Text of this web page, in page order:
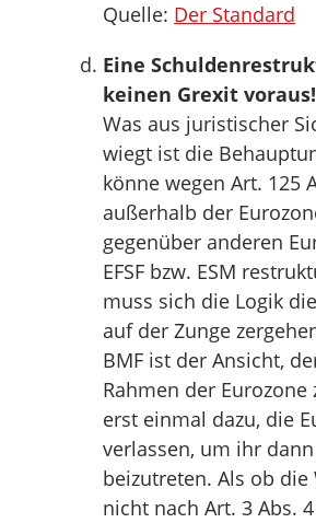
Quelle: Der Standard
Eine
keinen Grexit voraus!
Was aus juristischer
wiegt ist die
könne wegen Art. 125
außerhalb der
gegenüber anderen
EFSF bzw. ESM
muss sich die Logik
auf der Zunge
BMF ist der Ansicht,
Rahmen der Eurozone
erst einmal dazu, die
verlassen, um ihr
beizutreten. Als ob
nicht nach Art. 3 Abs.